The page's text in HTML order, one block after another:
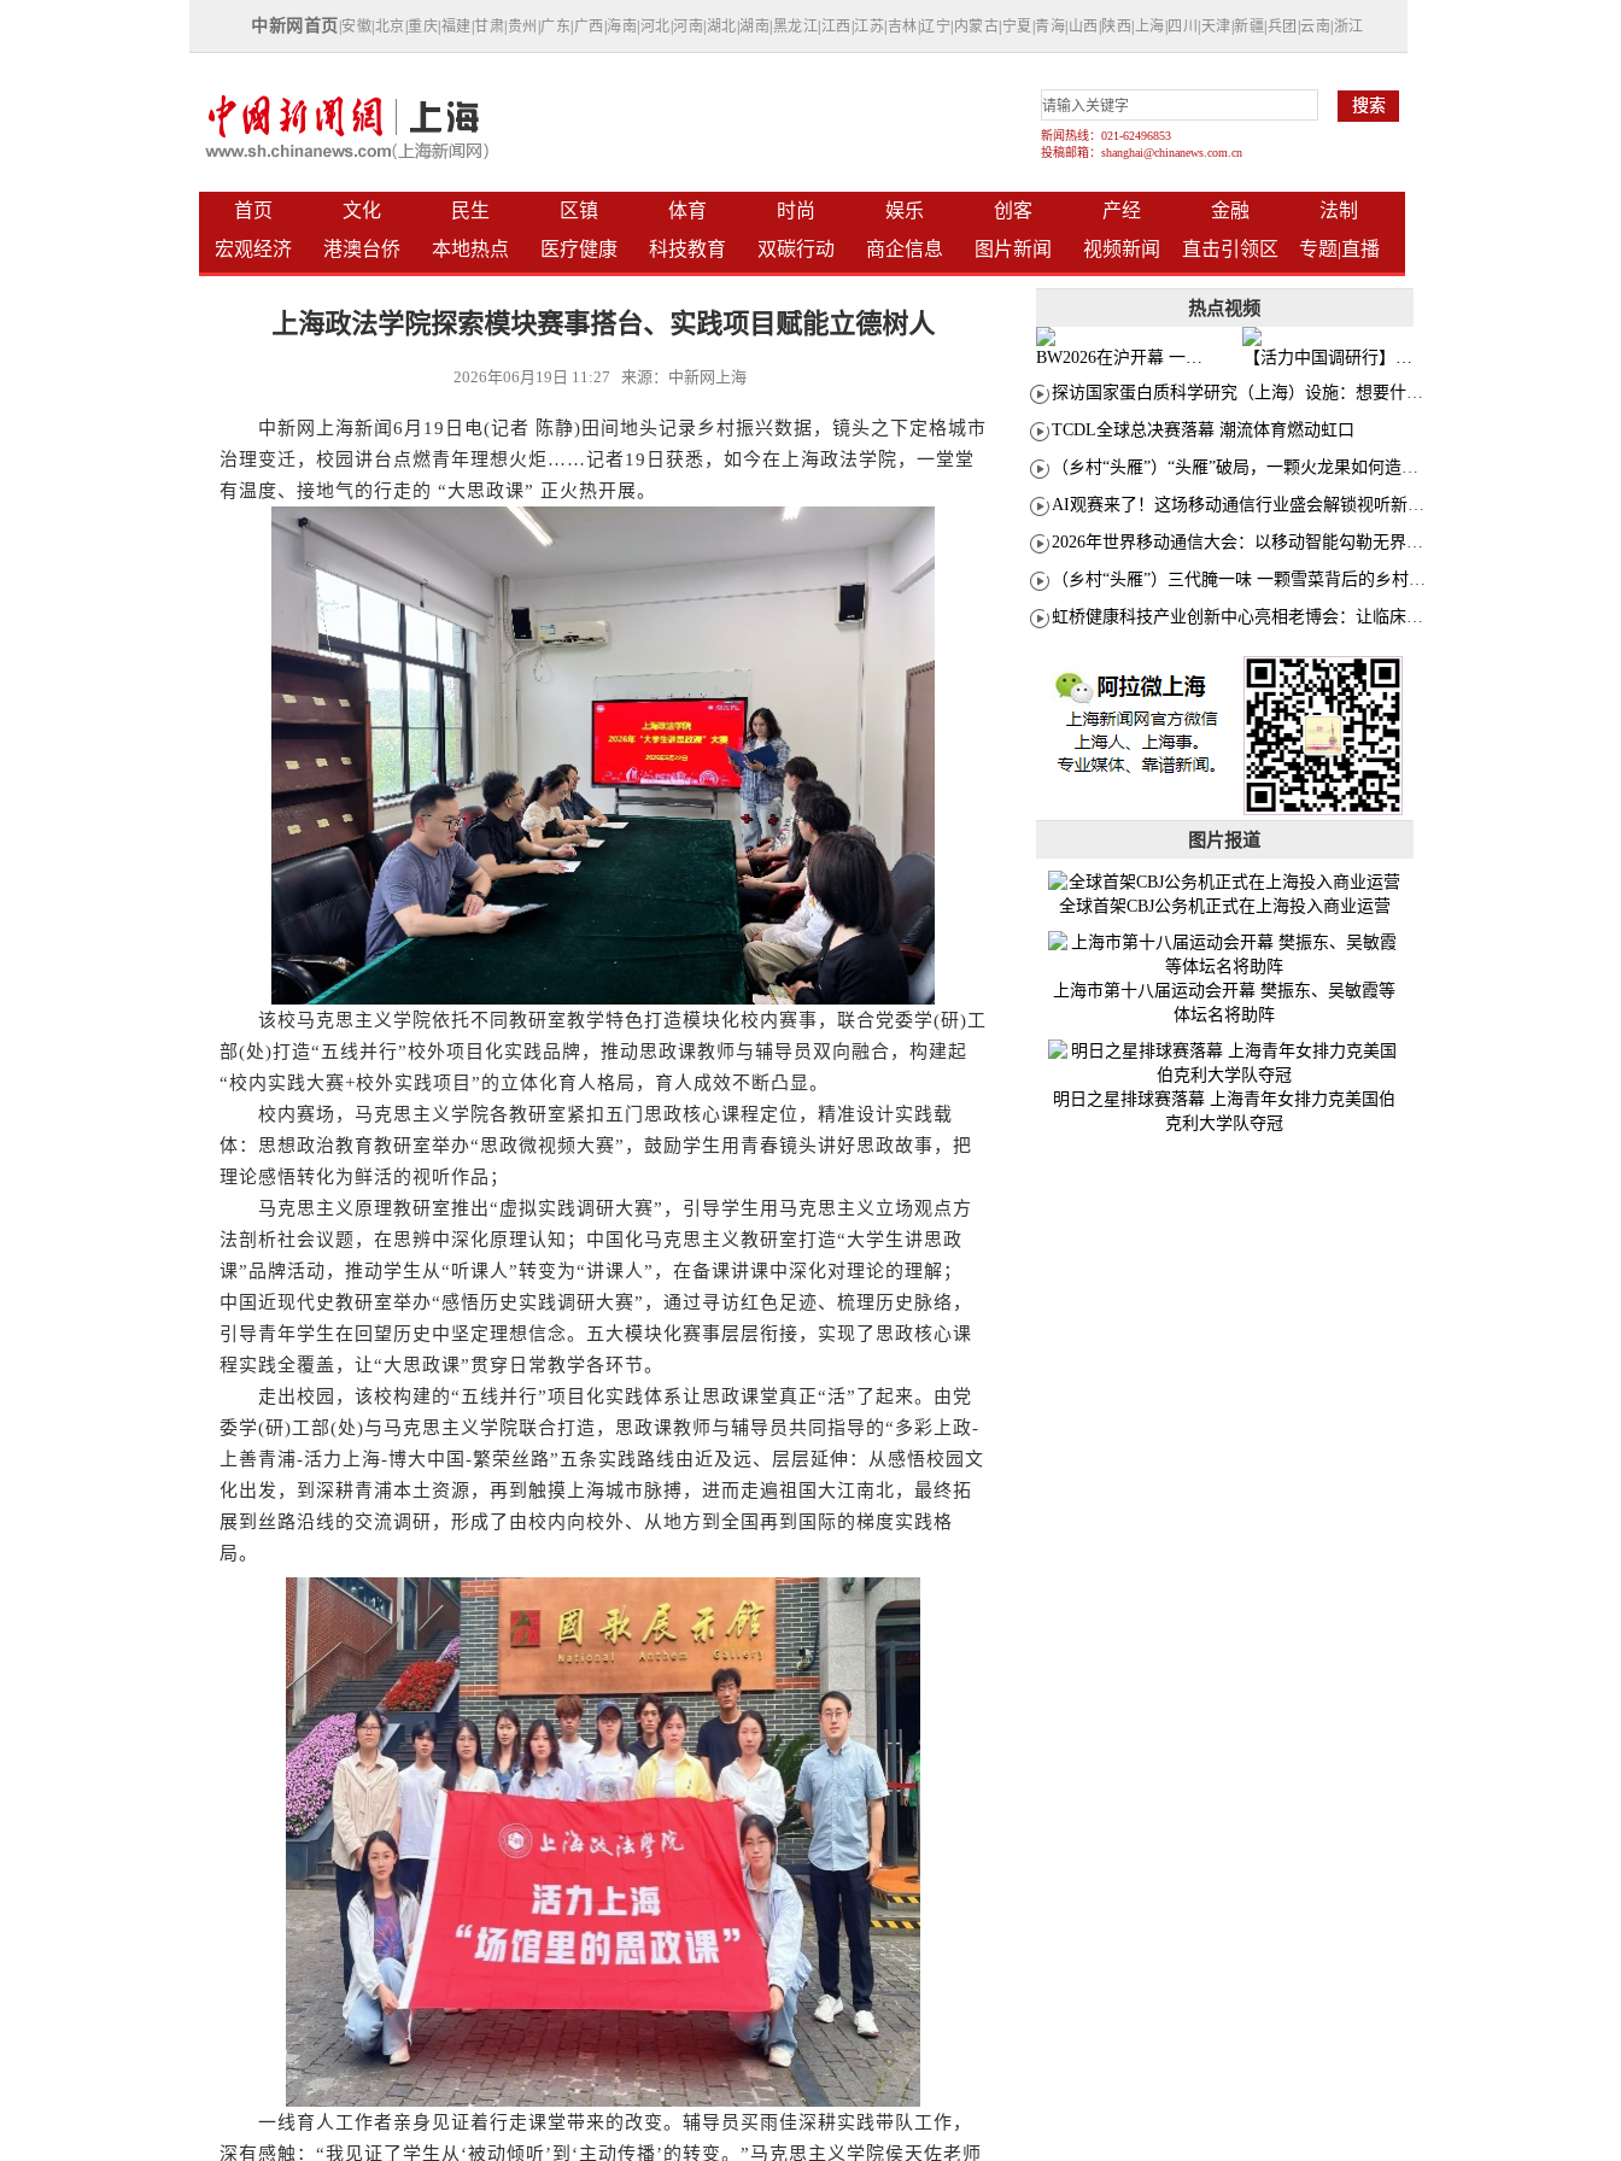
中新网首页 安徽 北京 |重庆 福建 |甘肃 贵州 广东 广西 海南 河北 |河南 湖北 |湖南 黑龙江 江西 江苏 吉林 |辽宁 内蒙古 宁夏 青海 山西 陕西 上海 四川 天津 |新疆 兵团 |云南 浙江
新闻热线：021-62496853
投稿邮箱：shanghai@chinanews.com.cn
首页 文化 民生 区镇 体育 时尚 娱乐 创客 产经 金融
法制
宏观经济
港澳台侨 本地热点 医疗健康 科技教育 双碳行动 商企信息 图片新闻 视频新闻 直击引领区 专题|直播
上海政法学院探索模块赛事搭台、实践项目赋能立德树人
2026年06月19日 11:27 来源：中新网上海
中新网上海新闻6月19日电(记者 陈静)田间地头记录乡村振兴数据，镜头之下定格城市
治理变迁，校园讲台点燃青年理想火炬……记者19日获悉，如今在上海政法学院，一堂堂
有温度、接地气的行走的 “大思政课” 正火热开展。
该校马克思主义学院依托不同教研室教学特色打造模块化校内赛事，联合党委学(研)工
部(处)打造“五线并行”校外项目化实践品牌，推动思政课教师与辅导员双向融合，构建起
“校内实践大赛+校外实践项目”的立体化育人格局，育人成效不断凸显。
校内赛场，马克思主义学院各教研室紧扣五门思政核心课程定位，精准设计实践载
体：思想政治教育教研室举办“思政微视频大赛”，鼓励学生用青春镜头讲好思政故事，把
理论感悟转化为鲜活的视听作品；
马克思主义原理教研室推出“虚拟实践调研大赛”，引导学生用马克思主义立场观点方
法剖析社会议题，在思辨中深化原理认知；中国化马克思主义教研室打造“大学生讲思政
课”品牌活动，推动学生从“听课人”转变为“讲课人”，在备课讲课中深化对理论的理解；
中国近现代史教研室举办“感悟历史实践调研大赛”，通过寻访红色足迹、梳理历史脉络，
引导青年学生在回望历史中坚定理想信念。五大模块化赛事层层衔接，实现了思政核心课
程实践全覆盖，让“大思政课”贯穿日常教学各环节。
走出校园，该校构建的“五线并行”项目化实践体系让思政课堂真正“活”了起来。由党
委学(研)工部(处)与马克思主义学院联合打造，思政课教师与辅导员共同指导的“多彩上政-
上善青浦-活力上海-博大中国-繁荣丝路”五条实践路线由近及远、层层延伸：从感悟校园文
化出发，到深耕青浦本土资源，再到触摸上海城市脉搏，进而走遍祖国大江南北，最终拓
展到丝路沿线的交流调研，形成了由校内向校外、从地方到全国再到国际的梯度实践格
局。
一线育人工作者亲身见证着行走课堂带来的改变。辅导员买雨佳深耕实践带队工作，
深有感触：“我见证了学生从‘被动倾听’到‘主动传播’的转变。”马克思主义学院侯天佐老师
热点视频
BW2026在沪开幕 一众次元品牌集中发布全新企划
【活力中国调研行】上海机器人研究院以技术标准撬动长三角智造协同
探访国家蛋白质科学研究（上海）设施：想要什么蛋白 AI直接设计合成
TCDL全球总决赛落幕 潮流体育燃动虹口
（乡村“头雁”）“头雁”破局，一颗火龙果如何造就沪上乡村特色产业化路径
AI观赛来了！这场移动通信行业盛会解锁视听新玩法
2026年世界移动通信大会：以移动智能勾勒无界普惠新愿景
（乡村“头雁”）三代腌一味 一颗雪菜背后的乡村致富经
虹桥健康科技产业创新中心亮相老博会：让临床“需求”定义银发经济新生态
图片报道
全球首架CBJ公务机正式在上海投入商业运营
上海市第十八届运动会开幕 樊振东、吴敏霞等
体坛名将助阵
明日之星排球赛落幕 上海青年女排力克美国伯
克利大学队夺冠